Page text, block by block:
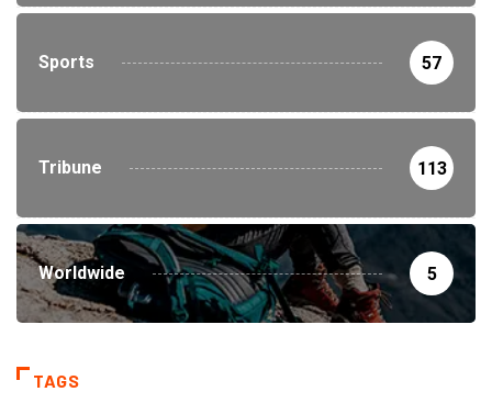
Sports 57
Tribune 113
Worldwide 5
TAGS